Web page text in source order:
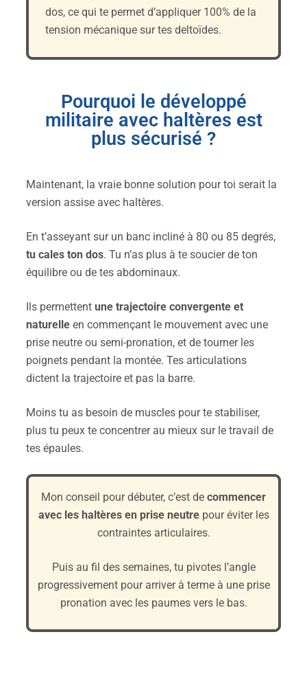
dos, ce qui te permet d’appliquer 100% de la
tension mécanique sur tes deltoïdes.
Pourquoi le développé
militaire avec haltères est
plus sécurisé ?
Maintenant, la vraie bonne solution pour toi serait la
version assise avec haltères.
En t’asseyant sur un banc incliné à 80 ou 85 degrés,
tu cales ton dos. Tu n’as plus à te soucier de ton
équilibre ou de tes abdominaux.
Ils permettent une trajectoire convergente et
naturelle en commençant le mouvement avec une
prise neutre ou semi-pronation, et de tourner les
poignets pendant la montée. Tes articulations
dictent la trajectoire et pas la barre.
Moins tu as besoin de muscles pour te stabiliser,
plus tu peux te concentrer au mieux sur le travail de
tes épaules.
Mon conseil pour débuter, c’est de commencer
avec les haltères en prise neutrepour éviter les
contraintes articulaires.
Puis au fil des semaines, tu pivotes l’angle
progressivement pour arriver à terme à une prise
pronation avec les paumes vers le bas.